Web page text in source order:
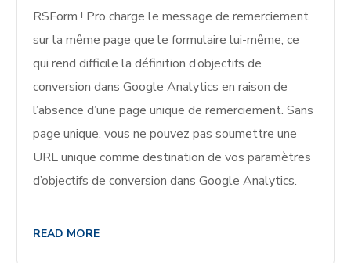
RSForm ! Pro charge le message de remerciement
sur la même page que le formulaire lui-même, ce
qui rend difficile la définition d’objectifs de
conversion dans Google Analytics en raison de
l’absence d’une page unique de remerciement. Sans
page unique, vous ne pouvez pas soumettre une
URL unique comme destination de vos paramètres
d’objectifs de conversion dans Google Analytics.
READ MORE